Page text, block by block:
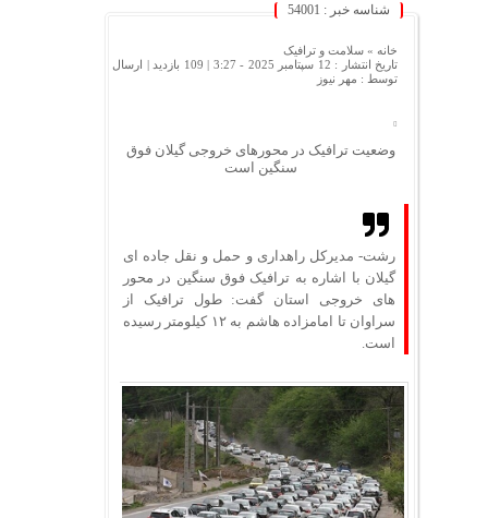
شناسه خبر : 54001
خانه » سلامت و ترافیک
تاریخ انتشار : 12 سپتامبر 2025 - 3:27 |
109 بازدید
| ارسال
توسط : مهر نیوز
وضعیت ترافیک در محورهای خروجی گیلان فوق
سنگین است
رشت- مدیرکل راهداری و حمل و نقل جاده ای
گیلان با اشاره به ترافیک فوق سنگین در محور
های خروجی استان گفت: طول ترافیک از
سراوان تا امامزاده هاشم به ۱۲ کیلومتر رسیده
است.